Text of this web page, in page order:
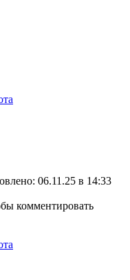
06.11.25 в 14:33
комментировать